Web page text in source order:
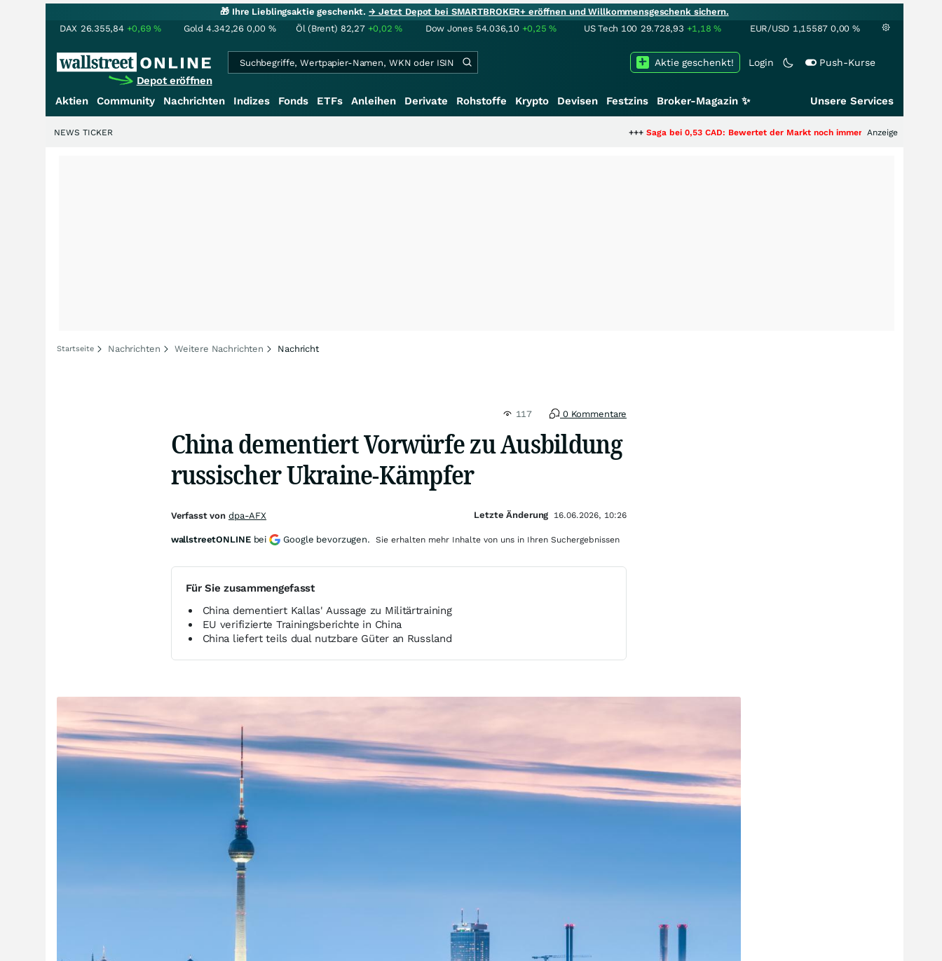
🎁 Ihre Lieblingsaktie geschenkt.→ Jetzt Depot bei SMARTBROKER+ eröffnen und Willkommensgeschenk sichern.
DAX 26.355,84 +0,69% Gold 4.342,26 0,00 % Öl (Brent) 82,27 +0,02% Dow Jones 54.036,10 +0,25% US Tech 100 29.728,93 +1,18% EUR/USD 1,15587 0,00 %
Depot eröffnen
Login Push-Kurse
Aktie geschenkt!
Aktien Community Nachrichten Indizes Fonds ETFs Anleihen Derivate Rohstoffe Krypto Devisen Festzins Broker-Magazin ✨ Unsere Services
Saga bei 0,53 CAD: Bewertet der Markt noch immer nur die Hälfte der Story?
Anzeige
NEWS TICKER
Startseite Nachrichten Weitere Nachrichten Nachricht
117 0 Kommentare
China dementiert Vorwürfe zu Ausbildung
russischer Ukraine-Kämpfer
Für Sie zusammengefasst
China dementiert Kallas' Aussage zu Militärtraining
EU verifizierte Trainingsberichte in China
China liefert teils dual nutzbare Güter an Russland
Verfasst von dpa-AFX Letzte Änderung 16.06.2026, 10:26
wallstreetONLINE bei Google bevorzugen. Sie erhalten mehr Inhalte von uns in Ihren Suchergebnissen